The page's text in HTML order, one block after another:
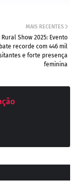
MAIS RECENTES
Show 2025: Evento
bate recorde com 446 mil
e forte presença
feminina